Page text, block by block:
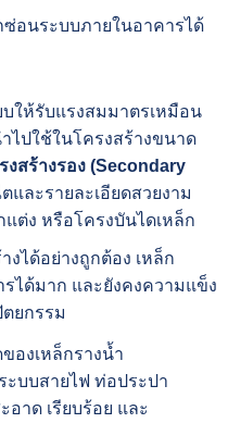
อนระบบภายในอาคารได้
บให้รับแรงสมมาตรเหมือน
ไปใช้ในโครงสร้างขนาด
งสร้างรอง (Secondary
ละรายละเอียดสวยงาม
ต่ง หรือโครงบันไดเหล็ก
ได้อย่างถูกต้อง เหล็ก
ได้มาก และยังคงความแข็ง
ยกรรม
องเหล็กรางน้ำ
ะบบสายไฟ ท่อประปา
าด เรียบร้อย และ